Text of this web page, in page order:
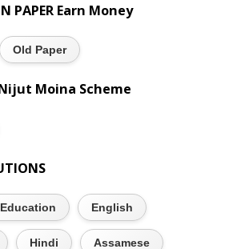
PAPER Earn Money
Old Paper
Moina Scheme
Education English
Hindi Assamese